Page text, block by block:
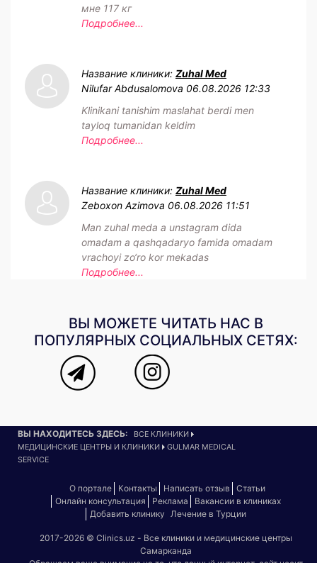
мне 117 кг
Подробнее...
Название клиники: Zuhal Med
Nilufar Abdusalomova 06.08.2026 12:33
Klinikani tanishim maslahat berdi men
tayloq tumanidan keldim
Подробнее...
Название клиники: Zuhal Med
Zeboxon Azimova 06.08.2026 11:51
Man zuhal meda a unstagram dida
omadam a qashqadaryo famida omadam
vrachoyi zo‘ro kor mekadas
Подробнее...
ВЫ МОЖЕТЕ ЧИТАТЬ НАС В
ПОПУЛЯРНЫХ СОЦИАЛЬНЫХ СЕТЯХ:
ВЫ НАХОДИТЕСЬ ЗДЕСЬ:
ВСЕ КЛИНИКИ
МЕДИЦИНСКИЕ ЦЕНТРЫ И КЛИНИКИ
GULMAR MEDICAL
SERVICE
О портале Контакты Написать отзыв
Статьи
Онлайн консультация
Реклама
Вакансии в клиниках
Добавить клинику
Лечение в Турции
2017-2026 © Clinics.uz - Все клиники и медицинские центры
Самарканда